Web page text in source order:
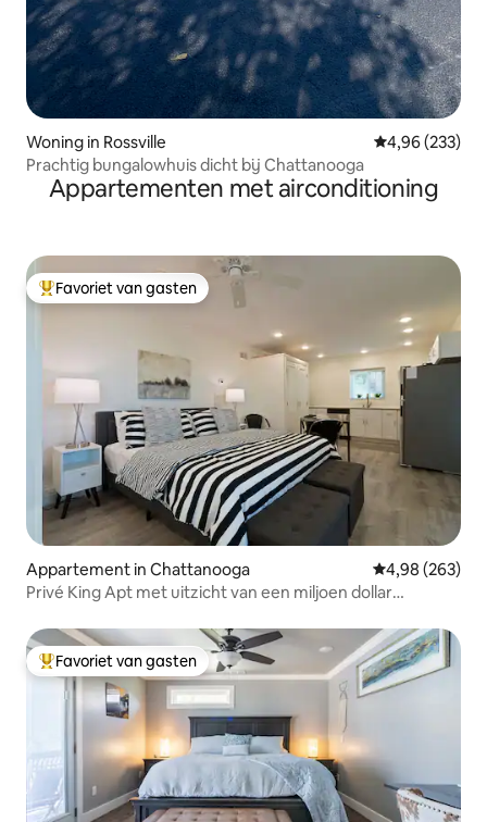
Woning in Rossville Gemiddelde
4,96 (233)
Prachtig bungalowhuis dicht bij Chattanooga
Appartementen met airconditioning
Topfavoriet van gasten
Favoriet van gasten
Appartement in Chattanooga Gemiddelde
4,98 (263)
Privé King Apt met uitzicht van een miljoen dollar
Topfavoriet van gasten
Favoriet van gasten